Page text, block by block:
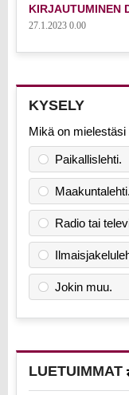
KIRJAUTUMINEN
27.1.2023 0.00
KYSELY
Mikä on
Paikallislehti.
Maakuntalehti.
Radio tai
Jokin muu.
LUETUIMMAT